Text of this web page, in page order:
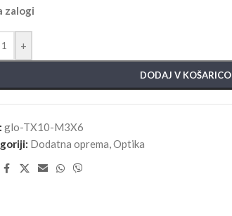
zalogi
+
DODAJ V KOŠARICO
glo-TX10-M3X6
Dodatna oprema,Optika